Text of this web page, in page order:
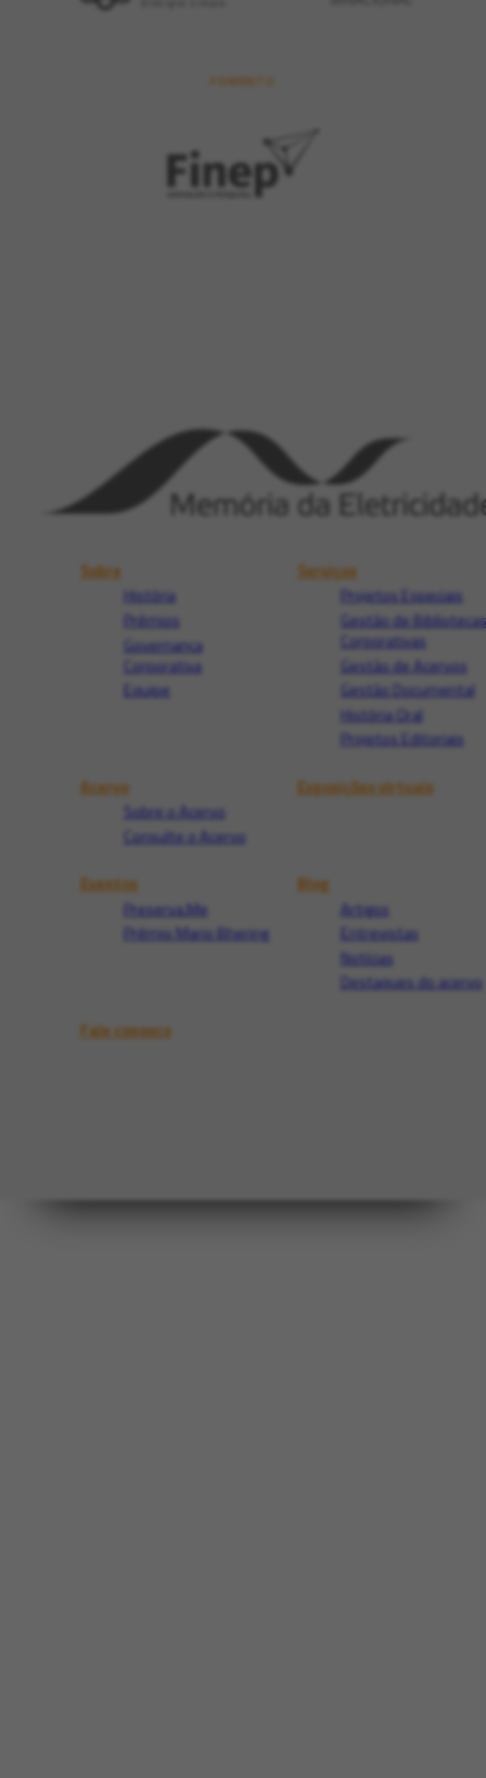
FOMENTO
Sobre
História
Prêmios
Governança
Corporativa
Equipe
Serviços
Projetos Especiais
Gestão de Bibliotecas
Corporativas
Gestão de Acervos
Gestão Documental
História Oral
Projetos Editoriais
Acervo
Sobre o Acervo
Consulte o Acervo
Exposições virtuais
Eventos
Preserva.Me
Prêmio Mario Bhering
Blog
Artigos
Entrevistas
Notícias
Destaques do acervo
Fale conosco